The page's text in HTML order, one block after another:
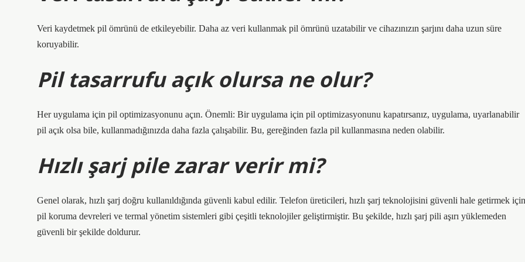
Veri kaydetmek pil ömrünü de etkileyebilir. Daha az veri kullanmak pil ömrünü uzatabilir ve cihazınızın şarjını daha uzun süre
koruyabilir.
Pil tasarrufu açık olursa ne olur?
Her uygulama için pil optimizasyonunu açın. Önemli: Bir uygulama için pil optimizasyonunu kapatırsanız, uygulama, uyarlanabilir
pil açık olsa bile, kullanmadığınızda daha fazla çalışabilir. Bu, gereğinden fazla pil kullanmasına neden olabilir.
Hızlı şarj pile zarar verir mi?
Genel olarak, hızlı şarj doğru kullanıldığında güvenli kabul edilir. Telefon üreticileri, hızlı şarj teknolojisini güvenli hale getirmek için
pil koruma devreleri ve termal yönetim sistemleri gibi çeşitli teknolojiler geliştirmiştir. Bu şekilde, hızlı şarj pili aşırı yüklemeden
güvenli bir şekilde doldurur.